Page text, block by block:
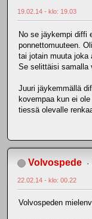
19.02.14 - klo: 19.03
No se jäykempi diffi
ponnettomuuteen.
tai jotain muuta joka
Se selittäisi samalla
Juuri jäykemmällä
kovempaa kun ei
tiessä olevalle
Volvospede
22.02.14 - klo: 00.22
Volvospeden